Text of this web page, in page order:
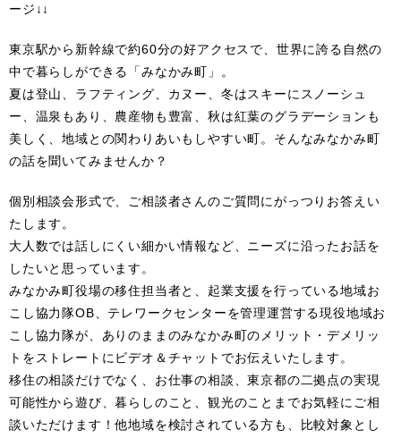
ージ↓↓
東京駅から新幹線で約60分の好アクセスで、世界に誇る自然の
中で暮らしができる「みなかみ町」。
夏は登山、ラフティング、カヌー、冬はスキーにスノーシュ
ー、温泉もあり、農産物も豊富、秋は紅葉のグラデーションも
美しく、地域との関わりあいもしやすい町。そんなみなかみ町
の話を聞いてみませんか？
個別相談会形式で、ご相談者さんのご質問にがっつりお答えい
たします。
大人数では話しにくい細かい情報など、ニーズに沿ったお話を
したいと思っています。
みなかみ町役場の移住担当者と、起業支援を行っている地域お
こし協力隊OB、テレワークセンターを管理運営する現役地域お
こし協力隊が、ありのままのみなかみ町のメリット・デメリッ
トをストレートにビデオ＆チャットでお伝えいたします。
移住の相談だけでなく、お仕事の相談、東京都の二拠点の実現
可能性から遊び、暮らしのこと、観光のことまでお気軽にご相
談いただけます！他地域を検討されている方も、比較対象とし